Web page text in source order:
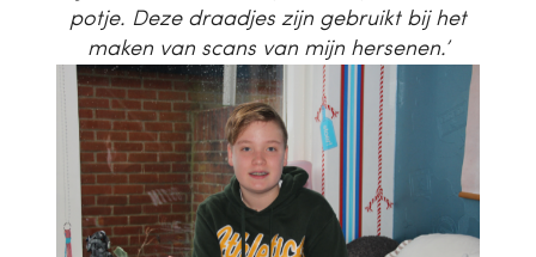
potje. Deze draadjes zijn gebruikt bij het
maken van scans van mijn hersenen.’